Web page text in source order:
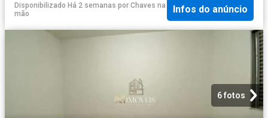
Disponibilizado Há 2 semanas por Chaves na
mão
Infos do anúncio
6 fotos